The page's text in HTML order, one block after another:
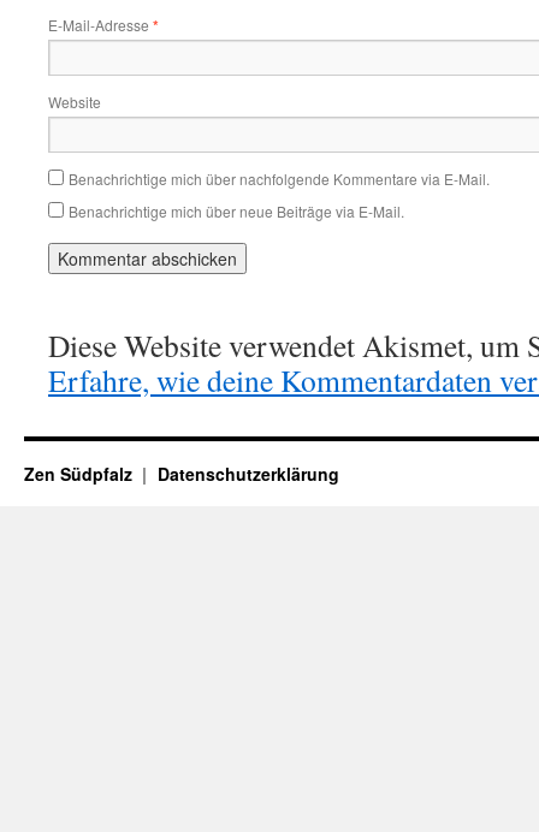
E-Mail-Adresse *
Website
Benachrichtige mich über nachfolgende Kommentare via E-Mail.
Benachrichtige mich über neue Beiträge via E-Mail.
Diese Website verwendet Akismet, um
Erfahre, wie deine Kommentardaten
Zen Südpfalz Datenschutzerklärung